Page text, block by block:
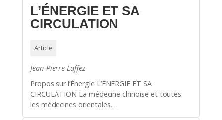
L’ÉNERGIE ET SA
CIRCULATION
Article
Jean-Pierre Laffez
Propos sur l’Énergie L’ÉNERGIE ET SA
CIRCULATION La médecine chinoise et toutes
les médecines orientales,…